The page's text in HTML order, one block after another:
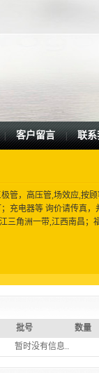
| 客户留言 | 联系
管，高压管,场效应,按
充电器等 询价请传真
三角洲一带,江西南昌；
批号
数量
暂时没有信息..